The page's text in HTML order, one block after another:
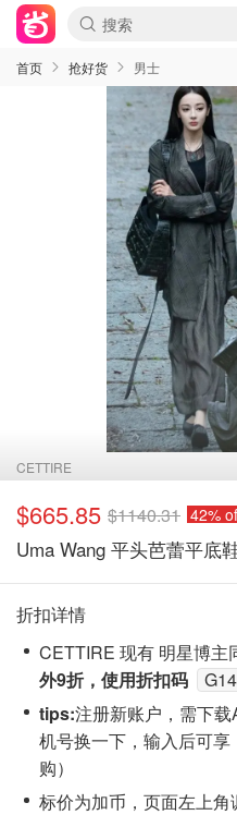
首页 抢好货 男士
CETTIRE
$665.85 $1140.31 42%
Uma Wang 平头芭蕾平底
折扣详情
CETTIRE 现有 明星博主
外9折，使用折扣码
tips:注‮新册‬账户，需下载APP，之前买过地址或者手
机号换一下，输入后可享，否则
购）
标价为加币，页面左上角